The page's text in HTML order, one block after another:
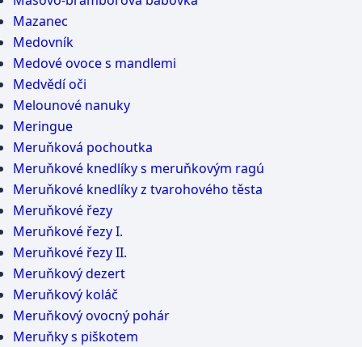
Mazanec
Medovník
Medové ovoce s mandlemi
Medvědí oči
Melounové nanuky
Meringue
Meruňková pochoutka
Meruňkové knedlíky s meruňkovým ragú
Meruňkové knedlíky z tvarohového těsta
Meruňkové řezy
Meruňkové řezy I.
Meruňkové řezy II.
Meruňkový dezert
Meruňkový koláč
Meruňkový ovocný pohár
Meruňky s piškotem